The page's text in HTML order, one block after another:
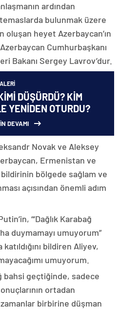
ardından
bulunmak üzere
heyet Azerbaycan’ın
Cumhurbaşkanı
Bakanı Sergey Lavrov’dur.
DÜŞÜRDÜ? KİM
YENİDEN OTURDU?
DEVAMI
Novak ve Aleksey
Ermenistan ve
bildirinin bölgede sağlam ve
açısından önemli adım
“‘Dağlık Karabağ
duymamayı umuyorum”
bildiren Aliyev,
umuyorum.
bahsi geçtiğinde, sadece
ortadan
zamanlar birbirine düşman